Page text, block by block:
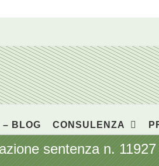
– BLOG CONSULENZA
sentenza n.